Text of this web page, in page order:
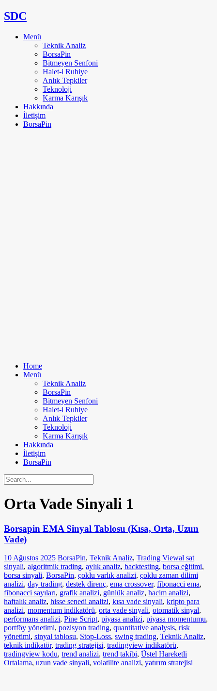
SDC
Menü
Teknik Analiz
BorsaPin
Bitmeyen Senfoni
Halet-i Ruhiye
Anlık Tepkiler
Teknoloji
Karma Karışık
Hakkında
İletişim
BorsaPin
Home
Menü
Teknik Analiz
BorsaPin
Bitmeyen Senfoni
Halet-i Ruhiye
Anlık Tepkiler
Teknoloji
Karma Karışık
Hakkında
İletişim
BorsaPin
Orta Vade Sinyali 1
Borsapin EMA Sinyal Tablosu (Kısa, Orta, Uzun
Vade)
10 Ağustos 2025 BorsaPin, Teknik Analiz, Trading Viewal sat
sinyali, algoritmik trading, aylık analiz, backtesting, borsa eğitimi,
borsa sinyali, BorsaPin, çoklu varlık analizi, çoklu zaman dilimi
analizi, day trading, destek direnç, ema crossover, fibonacci ema,
fibonacci sayıları, grafik analizi, günlük analiz, hacim analizi,
haftalık analiz, hisse senedi analizi, kısa vade sinyali, kripto para
analizi, momentum indikatörü, orta vade sinyali, otomatik sinyal,
performans analizi, Pine Script, piyasa analizi, piyasa momentumu,
portföy yönetimi, pozisyon trading, quantitative analysis, risk
yönetimi, sinyal tablosu, Stop-Loss, swing trading, Teknik Analiz,
teknik indikatör, trading stratejisi, tradingview indikatörü,
tradingview kodu, trend analizi, trend takibi, Üstel Hareketli
Ortalama, uzun vade sinyali, volatilite analizi, yatırım stratejisi